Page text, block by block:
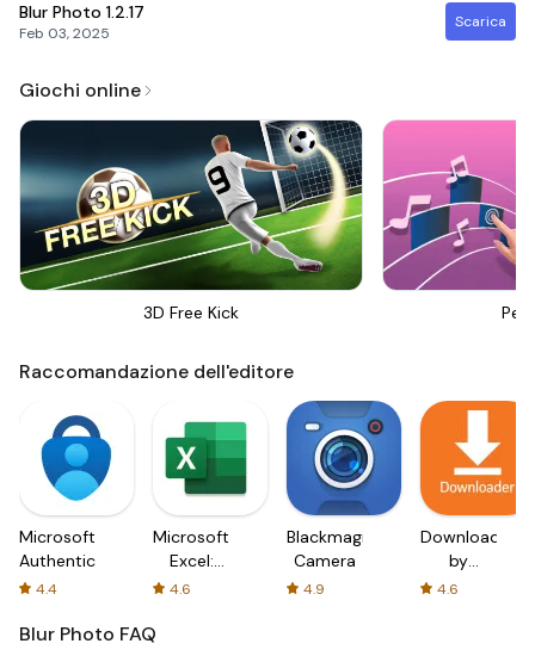
Blur Photo 1.2.17
Feb 03, 2025
Scarica
Giochi online
3D Free Kick
Raccomandazione dell'editore
Microsoft
Authenticator
4.4
Microsoft
Excel:
Spreadsheets
4.6
Blackmagic
Camera
4.9
Downloader
by
AFTVnews
4.6
Blur Photo FAQ